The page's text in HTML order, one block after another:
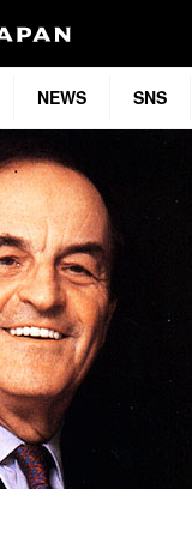
NEWS SNS